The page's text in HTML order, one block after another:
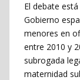
El debate
Gobierno
menores en
entre 2010 y
subrogada
maternidad